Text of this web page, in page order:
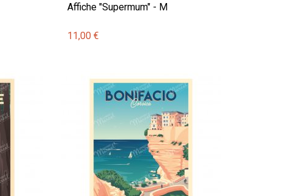
Affiche "Supermum" - M
11,00 €